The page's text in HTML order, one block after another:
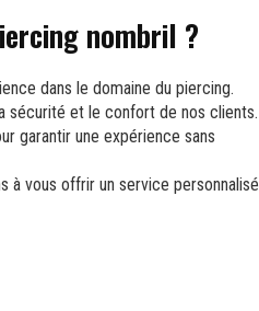
nombril ?
dans le domaine du piercing.
sécurité et le confort de nos clients.
garantir une expérience sans
à vous offrir un service personnalisé